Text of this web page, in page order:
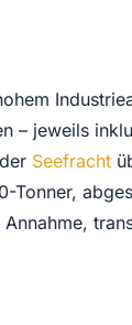
– jeweils
Seefracht